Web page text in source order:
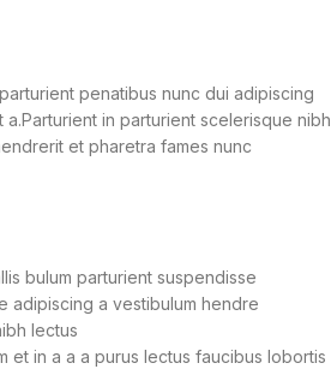
penatibus nunc dui adipiscing
in parturient scelerisque nibh
et pharetra fames nunc
bulum parturient suspendisse.
adipiscing a vestibulum hendre.
lectus.
et in a a a purus lectus faucibus lobortis